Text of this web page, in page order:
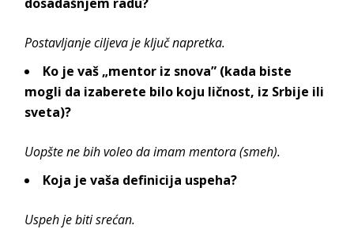
Postavljanje ciljeva je ključ napretka.
Ko je vaš „mentor iz snova” (kada biste
mogli da izaberete bilo koju ličnost, iz Srbije ili
sveta)?
Uopšte ne bih voleo da imam mentora (smeh).
Koja je vaša definicija uspeha?
Uspeh je biti srećan.